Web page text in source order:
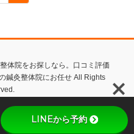
ー
体院をお探しなら。口コミ評価
鍼灸整体院にお任せ All Rights
LINEから予約